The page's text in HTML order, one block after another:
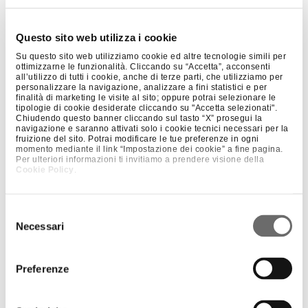
Questo sito web utilizza i cookie
Su questo sito web utilizziamo cookie ed altre tecnologie simili per
ottimizzarne le funzionalità. Cliccando su “Accetta”, acconsenti
all’utilizzo di tutti i cookie, anche di terze parti, che utilizziamo per
personalizzare la navigazione, analizzare a fini statistici e per
finalità di marketing le visite al sito; oppure potrai selezionare le
tipologie di cookie desiderate cliccando su "Accetta selezionati".
Chiudendo questo banner cliccando sul tasto “X” prosegui la
navigazione e saranno attivati solo i cookie tecnici necessari per la
fruizione del sito. Potrai modificare le tue preferenze in ogni
momento mediante il link “Impostazione dei cookie” a fine pagina.
Per ulteriori informazioni ti invitiamo a prendere visione della
Cookie Policy
delNecessari
Preferenze